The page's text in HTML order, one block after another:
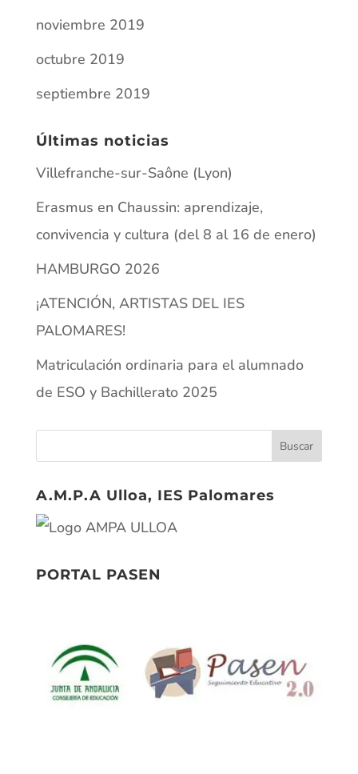
noviembre 2019
octubre 2019
septiembre 2019
Últimas noticias
Villefranche-sur-Saône (Lyon)
Erasmus en Chaussin: aprendizaje,
convivencia y cultura (del 8 al 16 de enero)
HAMBURGO 2026
¡ATENCIÓN, ARTISTAS DEL IES
PALOMARES!
Matriculación ordinaria para el alumnado
de ESO y Bachillerato 2025
A.M.P.A Ulloa, IES Palomares
PORTAL PASEN